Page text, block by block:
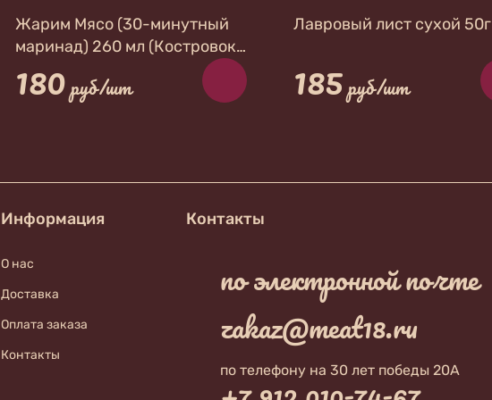
Жарим Мясо (30-минутный
маринад) 260 мл (Костровок)
Для шашлыка по-кавказски
180руб/шт
Лавровый лист сухой 50г
185руб/шт
Информация
О нас
Доставка
Оплата заказа
Контакты
Контакты
по электронной почте
zakaz@meat18.ru
по телефону на 30 лет победы 20А